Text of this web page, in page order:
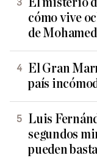
El misterio
cómo vive
de
El Gran
país
Luis
segundos
pueden